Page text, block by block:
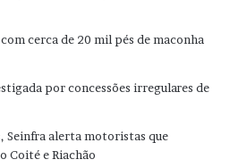
cerca de 20 mil pés de maconha
por concessões irregulares de
Seinfra alerta motoristas que
Coité e Riachão